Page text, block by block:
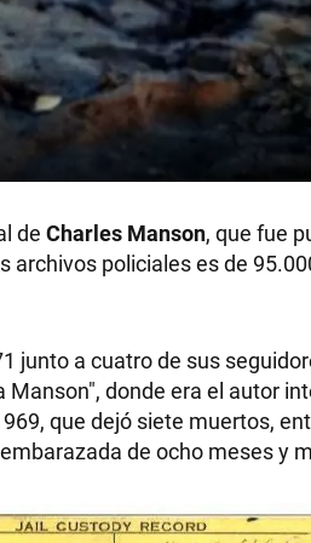
de Charles Manson, que fue
archivos policiales es de
junto a cuatro de sus
donde era el autor
que dejó siete muertos,
de ocho meses y